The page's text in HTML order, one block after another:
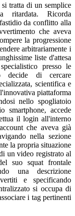
tratta di un semplice
ritardata. Ricorda
da conflitto alla
che aveva
la progressione
arbitrariamente i
liste d'attesa
presso le
decide di cercare
scientifica e
piattaforma
nello spogliatoio
smartphone, accede
il login all'interno
che aveva già
nella sezione
la propria situazione
un video registrato al
suo squat frontale
una descrizione
e specificando
si occupa di
i tag pertinenti